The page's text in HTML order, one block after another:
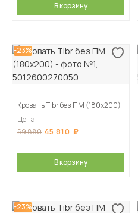
В корзину
-23%
Кровать Tibr без ПМ (180х200)
Цена
59 880 45 810
В корзину
-23%